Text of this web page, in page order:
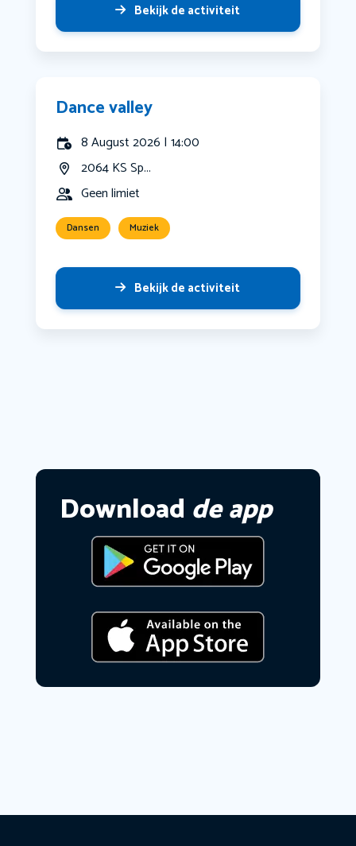
Bekijk de activiteit
Dance valley
8 August 2026 | 14:00
2064 KS Sp...
Geen limiet
Dansen Muziek
Bekijk de activiteit
Download de app